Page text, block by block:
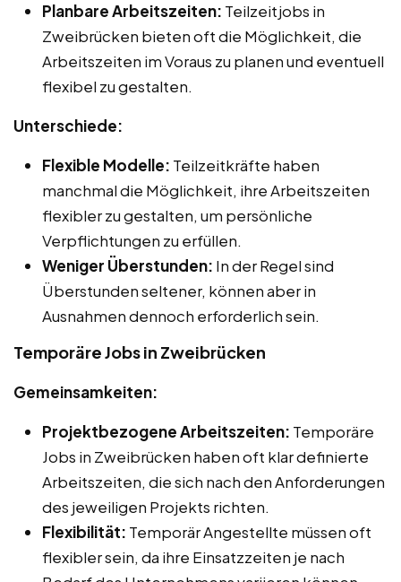
Planbare Arbeitszeiten: Teilzeitjobs in
Zweibrücken bieten oft die Möglichkeit, die
Arbeitszeiten im Voraus zu planen und eventuell
flexibel zu gestalten.
Unterschiede:
Flexible Modelle: Teilzeitkräfte haben
manchmal die Möglichkeit, ihre Arbeitszeiten
flexibler zu gestalten, um persönliche
Verpflichtungen zu erfüllen.
Weniger Überstunden: In der Regel sind
Überstunden seltener, können aber in
Ausnahmen dennoch erforderlich sein.
Temporäre Jobs in Zweibrücken
Gemeinsamkeiten:
Projektbezogene Arbeitszeiten: Temporäre
Jobs in Zweibrücken haben oft klar definierte
Arbeitszeiten, die sich nach den Anforderungen
des jeweiligen Projekts richten.
Flexibilität: Temporär Angestellte müssen oft
flexibler sein, da ihre Einsatzzeiten je nach